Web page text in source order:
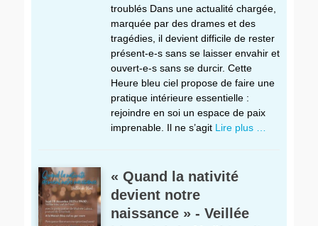
troublés Dans une actualité chargée,
marquée par des drames et des
tragédies, il devient difficile de rester
présent-e-s sans se laisser envahir et
ouvert-e-s sans se durcir. Cette
Heure bleu ciel propose de faire une
pratique intérieure essentielle :
rejoindre en soi un espace de paix
imprenable. Il ne s’agit Lire plus …
« Quand la nativité
devient notre
naissance » - Veillée